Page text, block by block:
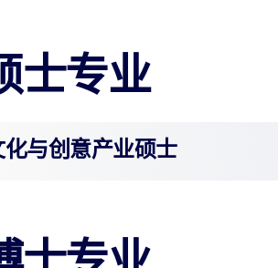
士专业
化与创意产业硕士